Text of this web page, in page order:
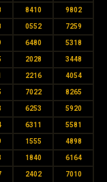
8410 9802
0552 7259
6480 5318
2028 3448
2216 4054
7022 8265
6253 5920
6311 5581
1555 4898
1840 6164
2402 7010